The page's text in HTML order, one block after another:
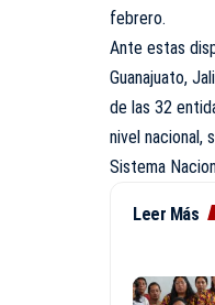
febrero.
Ante estas
Guanajuato,
de las 32
nivel nacional,
Sistema
Leer Más